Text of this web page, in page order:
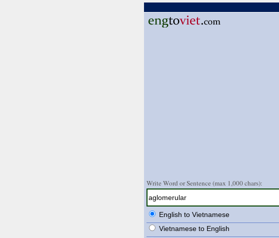
Write Word or Sentence (max 1,000 chars):
English to Vietnamese
Vietnamese to English